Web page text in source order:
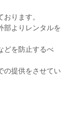
ります。
部よりレンタルを
どを防止するべ
の提供をさせてい